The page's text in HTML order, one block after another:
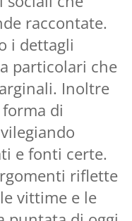
raccontate.
i dettagli
particolari che
Inoltre
di
e fonti certe.
riflette
vittime e le